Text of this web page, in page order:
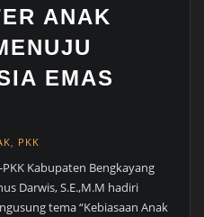
ANAK
EMAS
, PKK
Kabupaten Bengkayang
Darwis, S.E.,M.M hadiri
tema “Kebiasaan Anak